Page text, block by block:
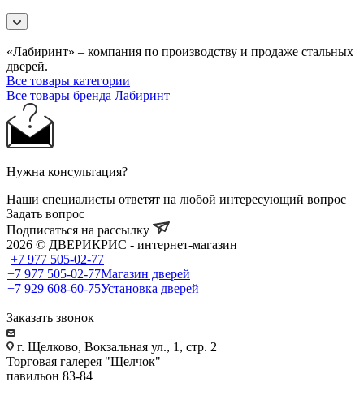
«Лабиринт» – компания по производству и продаже стальных
дверей.
Все товары категории
Все товары бренда Лабиринт
Нужна консультация?
Наши специалисты ответят на любой интересующий вопрос
Задать вопрос
Подписаться на рассылку
2026 © ДВЕРИКРИС - интернет-магазин
+7 977 505-02-77
+7 977 505-02-77Магазин дверей
+7 929 608-60-75Установка дверей
Заказать звонок
г. Щелково, Вокзальная ул., 1, стр. 2
Торговая галерея "Щелчок"
павильон 83-84